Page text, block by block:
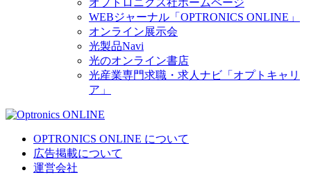
オプトロニクス社ホームページ
WEBジャーナル「OPTRONICS ONLINE」
オンライン展示会
光製品Navi
光のオンライン書店
光産業専門求職・求人ナビ「オプトキャリ
ア」
OPTRONICS ONLINE について
広告掲載について
運営会社